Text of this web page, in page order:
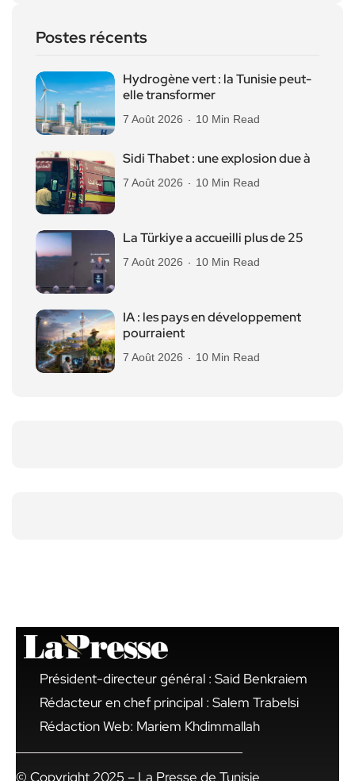
Postes récents
Hydrogène vert : la Tunisie peut-
elle transformer
7 Août 2026 10 Min Read
Sidi Thabet : une explosion due à
7 Août 2026 10 Min Read
La Türkiye a accueilli plus de 25
7 Août 2026 10 Min Read
IA : les pays en développement
pourraient
7 Août 2026 10 Min Read
Président-directeur général : Said Benkraiem
Rédacteur en chef principal : Salem Trabelsi
Rédaction Web: Mariem Khdimmallah
© Copyright 2025 – La Presse de Tunisie